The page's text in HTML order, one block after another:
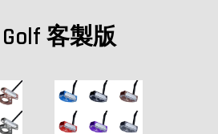
Golf 客製版